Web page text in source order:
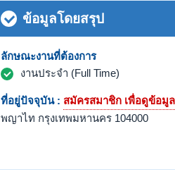
ข้อมูลโดยสรุป
ลักษณะงานที่ต้องการ
งานประจำ (Full Time)
ที่อยู่ปัจจุบัน : สมัครสมาชิก เพื่อดูข้อมูล
พญาไท กรุงเทพมหานคร 104000